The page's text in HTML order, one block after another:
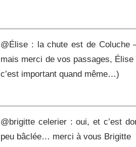
@Élise : la chute est de
mais merci de vos passages,
c’est important quand même…)
@brigitte celerier : oui, et c’est
peu bâclée… merci à vous Brigitte